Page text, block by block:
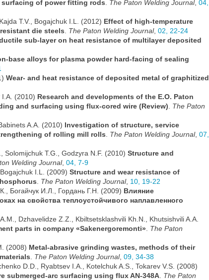
surfacing of power fitting rods The Paton Welding Journal, 04,
T.V., Bogajchuk I.L. (2012) Effect of high-temperature
die steels
The Paton Welding Journal, 02, 22-24
sub-layer on heat resistance of multilayer deposited
base alloys for plasma powder hard-facing of sealing
Wear- and heat resistance of deposited metal of graphitized
I.A. (2010) Research and developments of the E.O. Paton
and surfacing using flux-cored wire (Review)
The Paton
A.A. (2010) Investigation of structure, service
of rolling mill rolls
The Paton Welding Journal, 07,
Solomijchuk T.G., Godzyra N.F. (2010) Structure and
Welding Journal, 04, 7-9
I.L. (2009) Structure and wear resistance of
The Paton Welding Journal, 10, 19-22
Богайчук И.Л., Гордань Г.Н. (2009) Влияние
на свойства теплоустойчивого наплавленного
Dzhavelidze Z.Z., Kbiltsetsklashvili Kh.N., Khutsishvili A.A.
parts in company «Sakenergoremonti»
The Paton
(2008) Metal-abrasive grinding wastes, methods of their
The Paton Welding Journal, 09, 34-38
D.D., Ryabtsev I.A., Kotelchuk A.S., Tokarev V.S. (2008)
submerged-arc surfacing using flux AN-348A The Paton